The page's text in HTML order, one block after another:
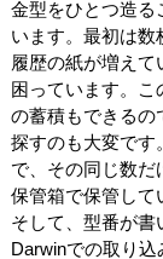
金型をひとつ造る
います。最初は
履歴の紙が増え
困っています。こ
の蓄積もできるの
探すのも大変です
で、その同じ数だ
保管箱で保管して
そして、型番が
Darwinでの取り